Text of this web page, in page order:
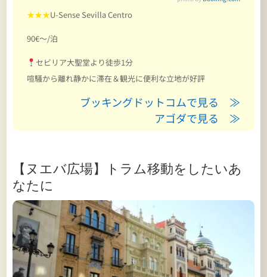
★★★U-Sense Sevilla Centro
90€～/泊
セビリア大聖堂より徒歩1分
喧騒から離れ静かに滞在＆観光に便利な立地が好評
ブッキングドットコムで見る ≫
アゴダで見る ≫
【ヌエバ広場】トラム移動をしたいあ
なたに